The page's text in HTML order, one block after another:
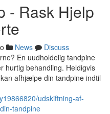
- Rask Hjelp
News
Discuss
En uudholdelig tandpine
behandling. Heldigvis
afhjælpe din tandpine indtil
udskiftning-af-
tandpine